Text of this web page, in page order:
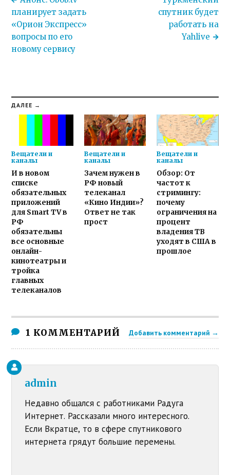
планирует задать
«Орион Экспресс»
вопросы по его
новому сервису
спутник будет
работать на
Yahlive
ДАЛЕЕ →
Вещатели и
каналы
И в новом
списке
обязательных
приложений
для Smart TV в
РФ
обязательны
все основные
онлайн-
кинотеатры и
тройка
главных
телеканалов
Вещатели и
каналы
Зачем нужен в
РФ новый
телеканал
«Кино Индии»?
Ответ не так
прост
Вещатели и
каналы
Обзор: От
частот к
стримингу:
почему
ограничения на
процент
владения ТВ
уходят в США в
прошлое
1 КОММЕНТАРИЙ Добавить комментарий →
admin
Недавно общался с работниками Радуга
Интернет. Рассказали много интересного.
Если Вкратце, то в сфере спутникового
интернета грядут большие перемены.